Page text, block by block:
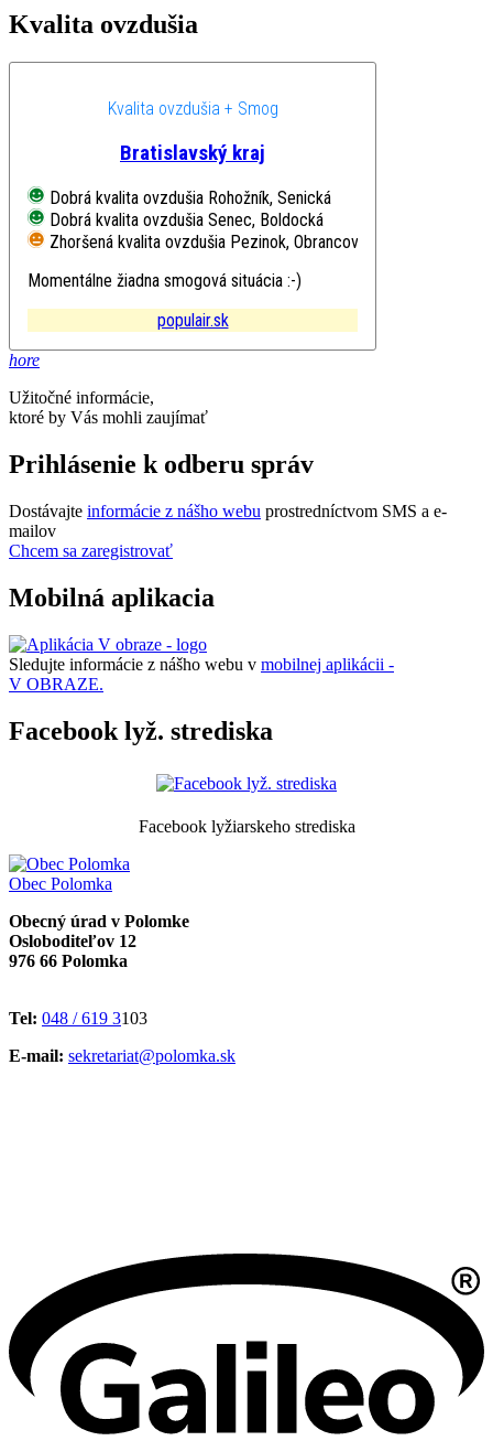
Kvalita ovzdušia
Kvalita ovzdušia + Smog
Bratislavský kraj
Dobrá kvalita ovzdušia Rohožník, Senická
Dobrá kvalita ovzdušia Senec, Boldocká
Zhoršená kvalita ovzdušia Pezinok, Obrancov mieru
Momentálne žiadna smogová situácia :-)
populair.sk
hore
Užitočné informácie,
ktoré by Vás mohli zaujímať
Prihlásenie k odberu správ
Dostávajte informácie z nášho webu prostredníctvom SMS a e-
mailov
Chcem sa zaregistrovať
Mobilná aplikacia
Sledujte informácie z nášho webu v mobilnej aplikácii -
V OBRAZE.
Facebook lyž. strediska
Facebook lyžiarskeho strediska
Obec Polomka
Obecný úrad v Polomke
Osloboditeľov 12
976 66 Polomka
Tel: 048 / 619 3103
E-mail: sekretariat@polomka.sk